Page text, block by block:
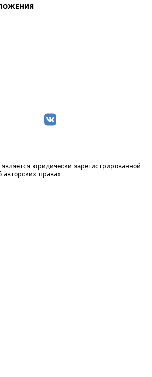
юридически зарегистрированной
авторских правах